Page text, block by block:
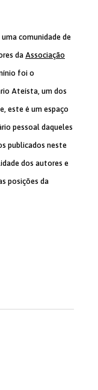
comunidade de
daAssociação
foi o
Ateísta, um dos
este é um espaço
pessoal daqueles
publicados neste
dos autores e
posições da